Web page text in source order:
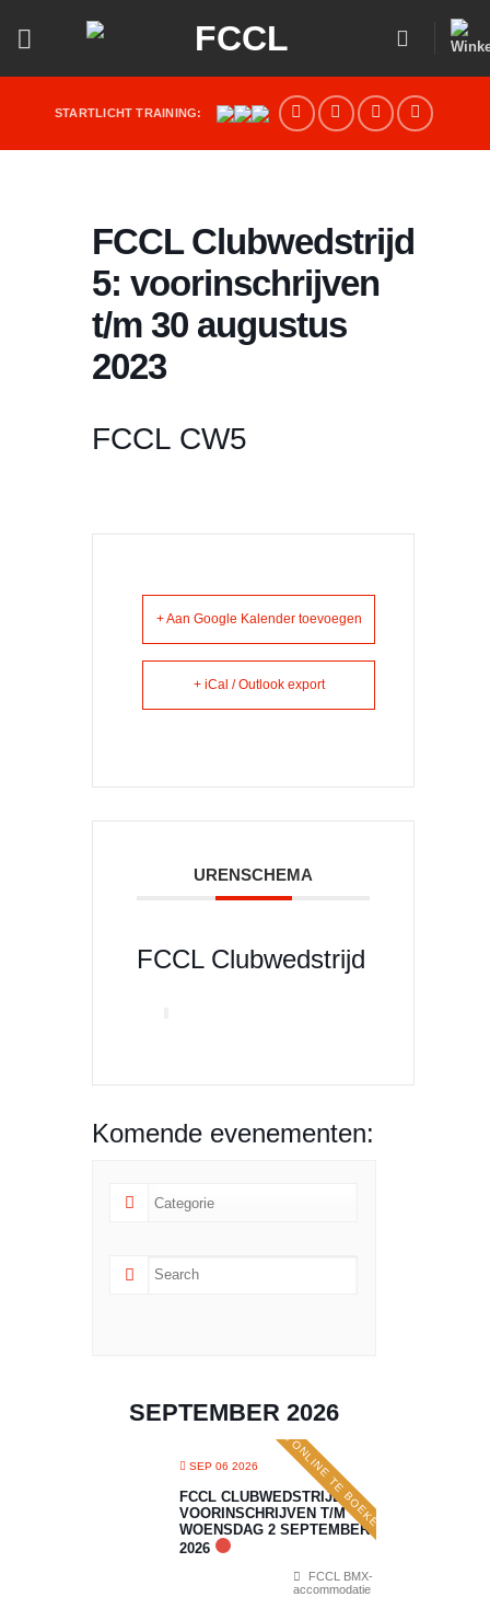
STARTLICHT TRAINING:
FCCL Clubwedstrijd
5: voorinschrijven
t/m 30 augustus
2023
FCCL CW5
+ Aan Google Kalender toevoegen
+ iCal / Outlook export
URENSCHEMA
FCCL Clubwedstrijd
Komende evenementen:
SEPTEMBER 2026
SEP 06 2026 ONLINE TE BOEKEN
FCCL CLUBWEDSTRIJD 5:
VOORINSCHRIJVEN T/M
WOENSDAG 2 SEPTEMBER
2026
FCCL BMX-
accommodatie